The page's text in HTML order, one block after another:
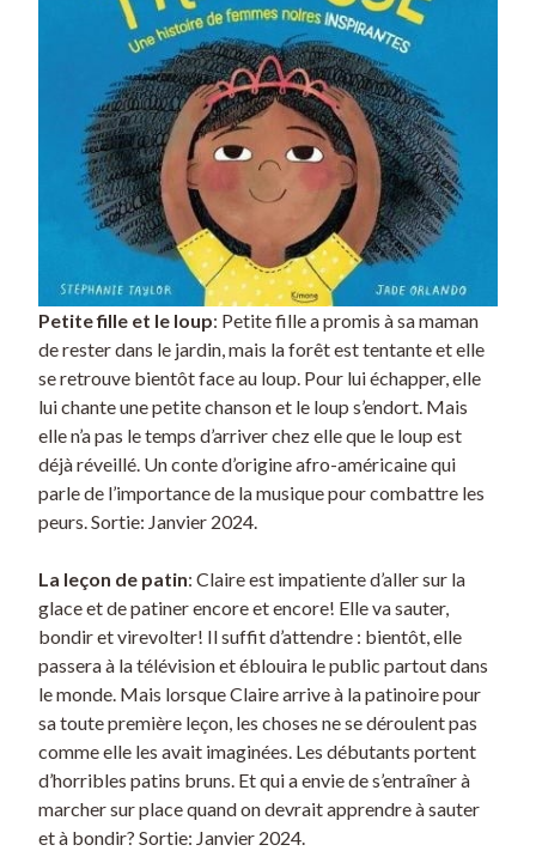
Petite fille et le loup: Petite fille a promis à sa maman
de rester dans le jardin, mais la forêt est tentante et elle
se retrouve bientôt face au loup. Pour lui échapper, elle
lui chante une petite chanson et le loup s’endort. Mais
elle n’a pas le temps d’arriver chez elle que le loup est
déjà réveillé. Un conte d’origine afro-américaine qui
parle de l’importance de la musique pour combattre les
peurs. Sortie: Janvier 2024.
La leçon de patin: Claire est impatiente d’aller sur la
glace et de patiner encore et encore! Elle va sauter,
bondir et virevolter! Il suffit d’attendre : bientôt, elle
passera à la télévision et éblouira le public partout dans
le monde. Mais lorsque Claire arrive à la patinoire pour
sa toute première leçon, les choses ne se déroulent pas
comme elle les avait imaginées. Les débutants portent
d’horribles patins bruns. Et qui a envie de s’entraîner à
marcher sur place quand on devrait apprendre à sauter
et à bondir? Sortie: Janvier 2024.